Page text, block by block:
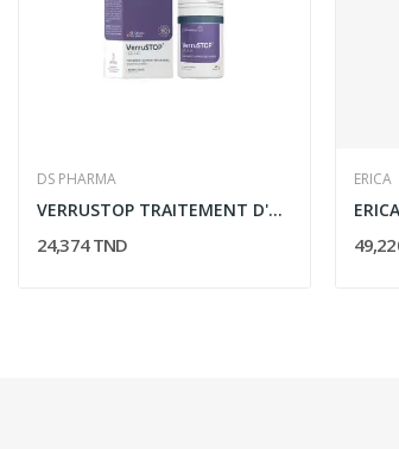
DS PHARMA
VERRUSTOP TRAITEMENT D'APPOINT DES VERRUES 60...
24,374 TND
ERICA